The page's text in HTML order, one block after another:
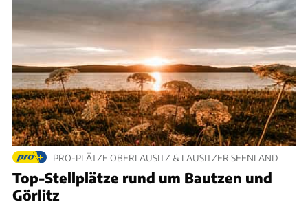
PRO-PLÄTZE OBERLAUSITZ & LAUSITZER SEENLAND
Top-Stellplätze rund um Bautzen und
Görlitz